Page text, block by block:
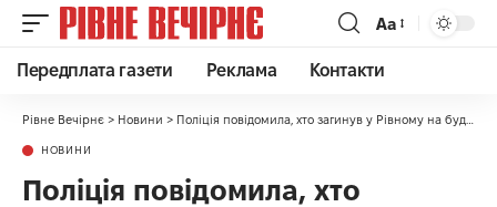
Аа
Передплата газети Реклама Контакти
Рівне Вечірнє > Новини > Поліція повідомила, хто загинув у Рівному на будівництві
НОВИНИ
Поліція повідомила, хто